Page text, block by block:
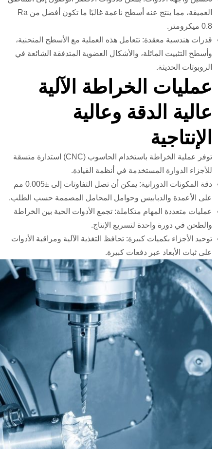
العميقة، مما ينتج عنه أسطح ناعمة غالبًا ما تكون أفضل من Ra
0.8 ميكرومتر.
قدرات هندسية معقدة: تتعامل هذه العملية مع الأسطح المنحنية،
وأسطح التثبيت المائلة، والأشكال العضوية المتدفقة الشائعة في
الروبوتات الحديثة.
عمليات الخراطة الآلية
عالية الدقة وعالية
الإنتاجية
توفر عملية الخراطة باستخدام الحاسوب (CNC) استدارة متسقة
للأجزاء الدوارة المستخدمة في أنظمة القيادة.
دقة المكونات الدورانية: يمكن أن تصل التفاوتات إلى ±0.005 مم
على الأعمدة والدبابيس وحوامل المحامل المصممة حسب الطلب.
عمليات متعددة المهام متكاملة: تجمع الأدوات الحية بين الخراطة
والطحن في دورة واحدة لتسريع الإنتاج.
توحيد الأجزاء بكميات كبيرة: تحافظ التغذية الآلية ومراقبة الأدوات
على ثبات الأبعاد عبر دفعات كبيرة.